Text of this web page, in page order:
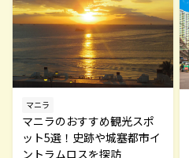
マニラ
マニラのおすすめ観光スポ
ット5選！史跡や城塞都市イ
ントラムロスを探訪